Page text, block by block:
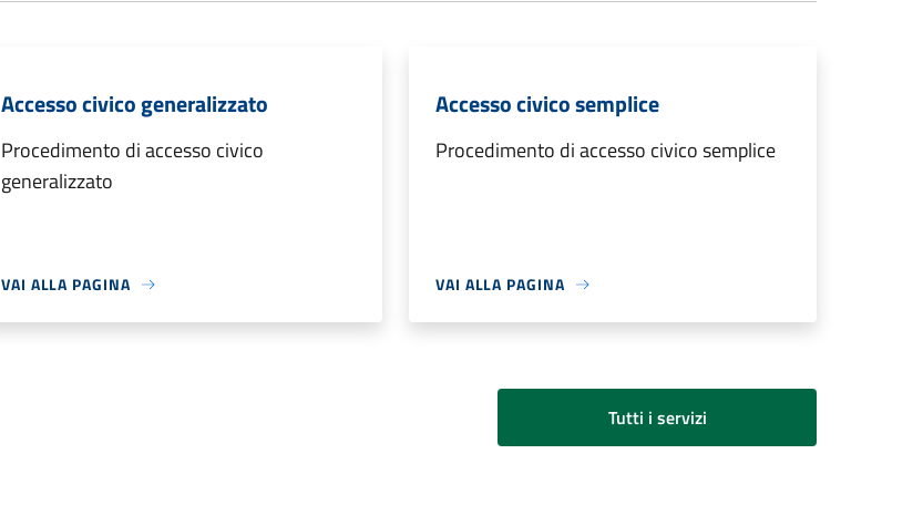
Accesso civico generalizzato
Procedimento di accesso civico
generalizzato
VAI ALLA PAGINA
Accesso civico semplice
Procedimento di accesso civico semplice
VAI ALLA PAGINA
Tutti i servizi